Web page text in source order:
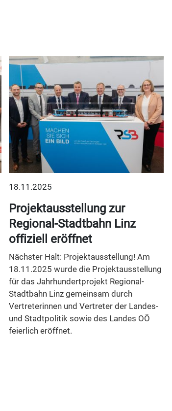
18.11.2025
Projektausstellung zur
Regional-Stadtbahn Linz
offiziell eröffnet
Nächster Halt: Projektausstellung! Am
18.11.2025 wurde die Projektausstellung
für das Jahrhundertprojekt Regional-
Stadtbahn Linz gemeinsam durch
Vertreterinnen und Vertreter der Landes-
und Stadtpolitik sowie des Landes OÖ
feierlich eröffnet.